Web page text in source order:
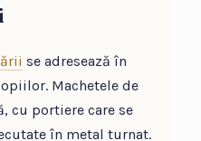
se adresează în
Machetele de
cu portiere care se
în metal turnat.